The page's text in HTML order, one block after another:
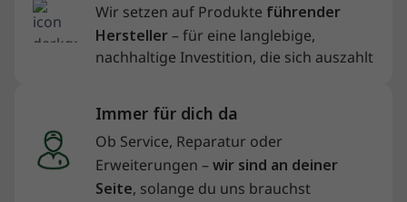
Wir setzen auf Produkte führender
Hersteller– für eine langlebige,
nachhaltige Investition, die sich auszahlt
Immer für dich da
Ob Service, Reparatur oder
Erweiterungen –wir sind an deiner
Seite, solange du uns brauchst